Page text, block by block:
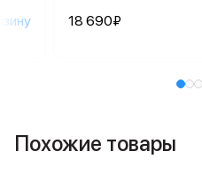
18 690₽
Похожие товары